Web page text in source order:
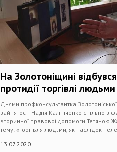
На Золотоніщині
протидії торгівлі людьми
Днями профконсультантка
зайнятості Надія Калініченко спільно
вторинної правової допомоги Тетяною
тему: «Торгівля людьми, як наслідок
13.07.2020